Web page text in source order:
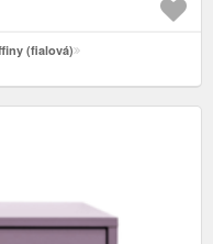
(fialová)